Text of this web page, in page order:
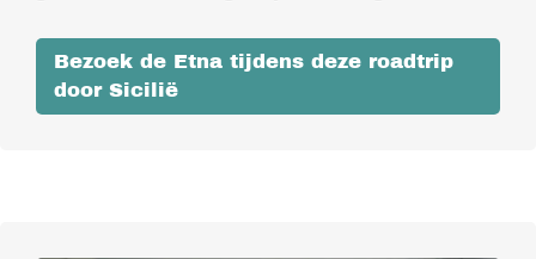
Bezoek de Etna tijdens deze roadtrip
door Sicilië